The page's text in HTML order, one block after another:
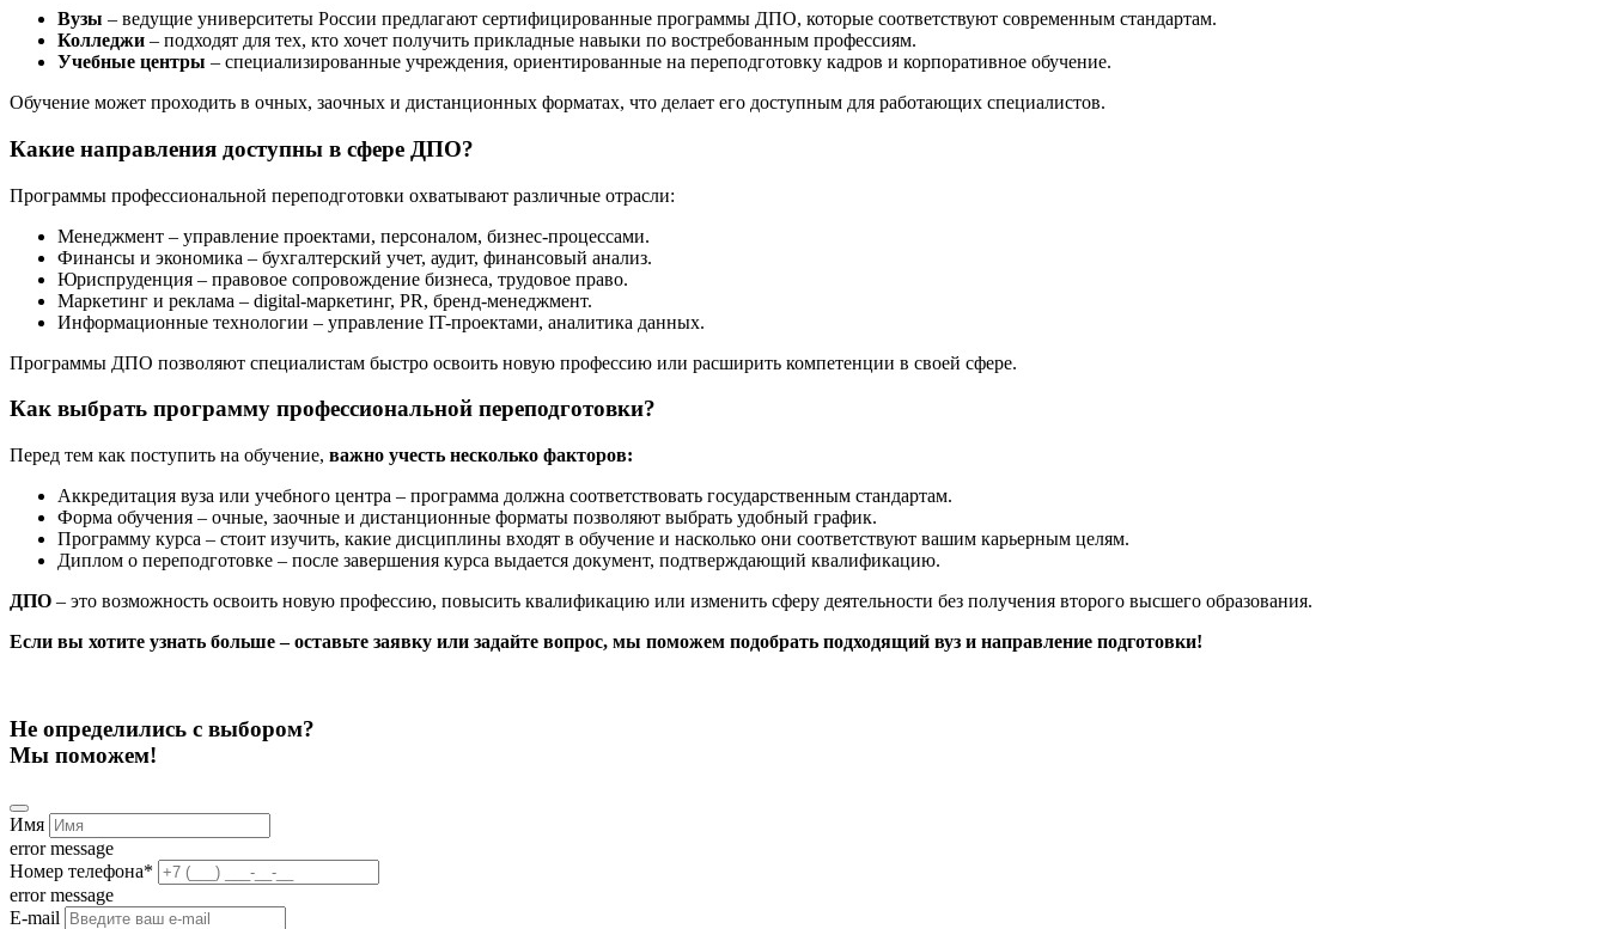
Вузы – ведущие университеты России предлагают сертифицированные программы ДПО, которые соответствуют современным стандартам.
Колледжи – подходят для тех, кто хочет получить прикладные навыки по востребованным профессиям.
Учебные центры – специализированные учреждения, ориентированные на переподготовку кадров и корпоративное обучение.
Обучение может проходить в очных, заочных и дистанционных форматах, что делает его доступным для работающих специалистов.
Какие направления доступны в сфере ДПО?
Программы профессиональной переподготовки охватывают различные отрасли:
Менеджмент – управление проектами, персоналом, бизнес-процессами.
Финансы и экономика – бухгалтерский учет, аудит, финансовый анализ.
Юриспруденция – правовое сопровождение бизнеса, трудовое право.
Маркетинг и реклама – digital-маркетинг, PR, бренд-менеджмент.
Информационные технологии – управление IT-проектами, аналитика данных.
Программы ДПО позволяют специалистам быстро освоить новую профессию или расширить компетенции в своей сфере.
Как выбрать программу профессиональной переподготовки?
Перед тем как поступить на обучение, важно учесть несколько факторов:
Аккредитация вуза или учебного центра – программа должна соответствовать государственным стандартам.
Форма обучения – очные, заочные и дистанционные форматы позволяют выбрать удобный график.
Программу курса – стоит изучить, какие дисциплины входят в обучение и насколько они соответствуют вашим карьерным целям.
Диплом о переподготовке – после завершения курса выдается документ, подтверждающий квалификацию.
ДПО – это возможность освоить новую профессию, повысить квалификацию или изменить сферу деятельности без получения второго высшего образования.
Если вы хотите узнать больше – оставьте заявку или задайте вопрос, мы поможем подобрать подходящий вуз и направление подготовки!
Не определились с выбором?
Мы поможем!
Имя
error message
Номер телефона*
error message
E-mail